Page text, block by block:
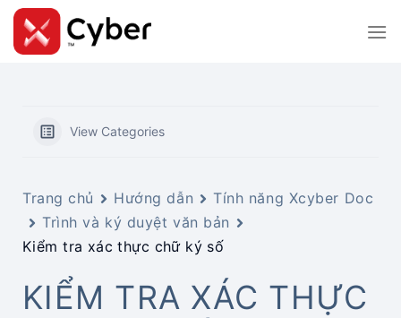
Skip
content
View Categories
Trang chủ Hướng dẫn
Tính năng Xcyber Doc
Trình và ký duyệt văn bản
Kiểm tra xác thực chữ ký số
KIỂM TRA XÁC THỰC